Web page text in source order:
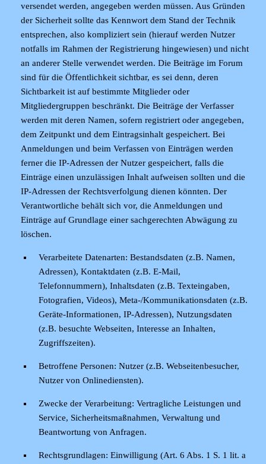
versendet werden, angegeben werden müssen. Aus Gründen
der Sicherheit sollte das Kennwort dem Stand der Technik
entsprechen, also kompliziert sein (hierauf werden Nutzer
notfalls im Rahmen der Registrierung hingewiesen) und nicht
an anderer Stelle verwendet werden. Die Beiträge im Forum
sind für die Öffentlichkeit sichtbar, es sei denn, deren
Sichtbarkeit ist auf bestimmte Mitglieder oder
Mitgliedergruppen beschränkt. Die Beiträge der Verfasser
werden mit deren Namen, sofern registriert oder angegeben,
dem Zeitpunkt und dem Eintragsinhalt gespeichert. Bei
Anmeldungen und beim Verfassen von Einträgen werden
ferner die IP-Adressen der Nutzer gespeichert, falls die
Einträge einen unzulässigen Inhalt aufweisen sollten und die
IP-Adressen der Rechtsverfolgung dienen könnten. Der
Verantwortliche behält sich vor, die Anmeldungen und
Einträge auf Grundlage einer sachgerechten Abwägung zu
löschen.
Verarbeitete Datenarten: Bestandsdaten (z.B. Namen,
Adressen), Kontaktdaten (z.B. E-Mail,
Telefonnummern), Inhaltsdaten (z.B. Texteingaben,
Fotografien, Videos), Meta-/Kommunikationsdaten (z.B.
Geräte-Informationen, IP-Adressen), Nutzungsdaten
(z.B. besuchte Webseiten, Interesse an Inhalten,
Zugriffszeiten).
Betroffene Personen: Nutzer (z.B. Webseitenbesucher,
Nutzer von Onlinediensten).
Zwecke der Verarbeitung: Vertragliche Leistungen und
Service, Sicherheitsmaßnahmen, Verwaltung und
Beantwortung von Anfragen.
Rechtsgrundlagen: Einwilligung (Art. 6 Abs. 1 S. 1 lit. a